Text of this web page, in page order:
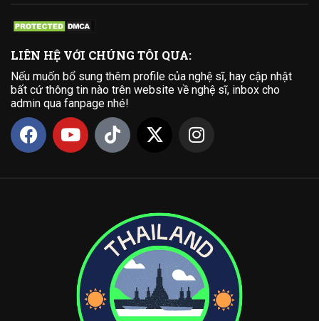
LIÊN HỆ VỚI CHÚNG TÔI QUA:
Nếu muốn bổ sung thêm profile của nghệ sĩ, hay cập nhật
bất cứ thông tin nào trên website về nghệ sĩ, inbox cho
admin qua fanpage nhé!